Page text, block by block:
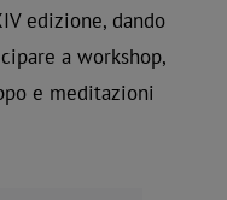
edizione, dando
a workshop,
e meditazioni